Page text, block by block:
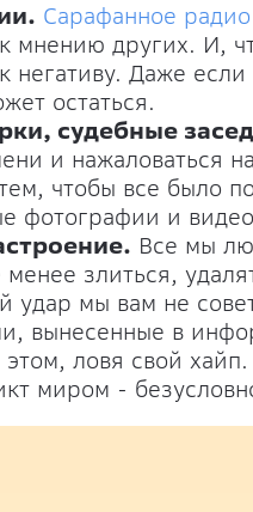
Сарафанное радио
мнению других. И,
негативу. Даже
остаться.
судебные
и нажаловаться
чтобы все было
фотографии и
Все мы
злиться,
удар мы вам не
вынесенные в
ловя свой
миром -